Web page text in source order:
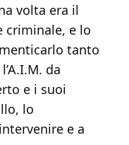
volta era il
criminale, e lo
tanto
da
e i suoi
lo
e a